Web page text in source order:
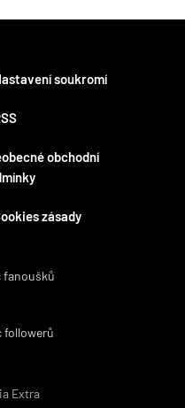
obchodní
zásady
soukromí
fanoušků
followerů
Extra